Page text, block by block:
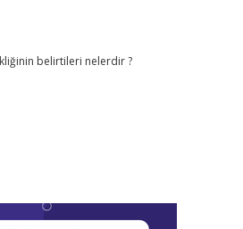
belirtileri nelerdir ?